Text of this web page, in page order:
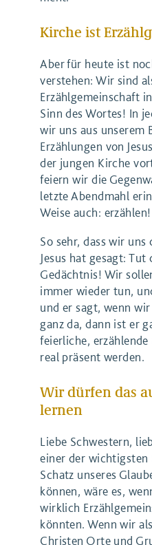
Kirche ist
Aber für heute ist
verstehen: Wir sind
Erzählgemeinschaft
Sinn des Wortes! In
wir uns aus unserem
Erzählungen von
der jungen Kirche
feiern wir die
letzte Abendmahl
Weise auch: erzählen!
So sehr, dass wir
Jesus hat gesagt: Tut
Gedächtnis! Wir
immer wieder tun,
und er sagt, wenn
ganz da, dann ist er
feierliche,
real präsent werden.
Wir dürfen das
lernen
Liebe Schwestern,
einer der wichtigsten
Schatz unseres
können, wäre es,
wirklich
könnten. Wenn wir
Christen Orte und